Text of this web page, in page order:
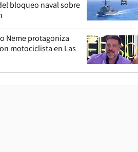
bloqueo naval sobre
Neme protagoniza
motociclista en Las